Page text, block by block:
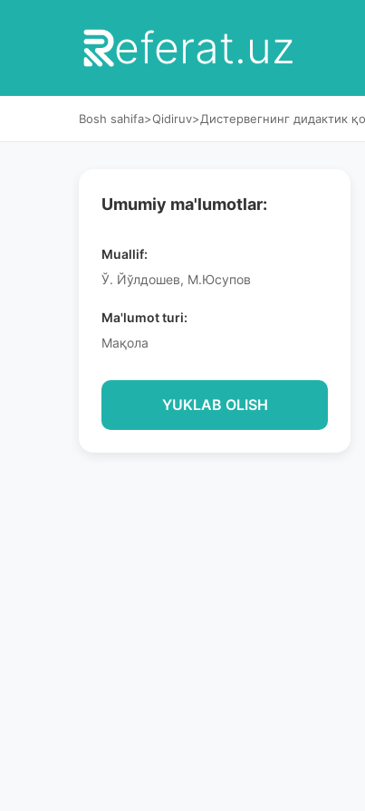
eferat.uz
Bosh sahifa>Qidiruv>Дистервегнинг дидактик
Umumiy ma'lumotlar:
Muallif:
Ў. Йўлдошев, М.Юсупов
Ma'lumot turi:
Мақола
YUKLAB OLISH